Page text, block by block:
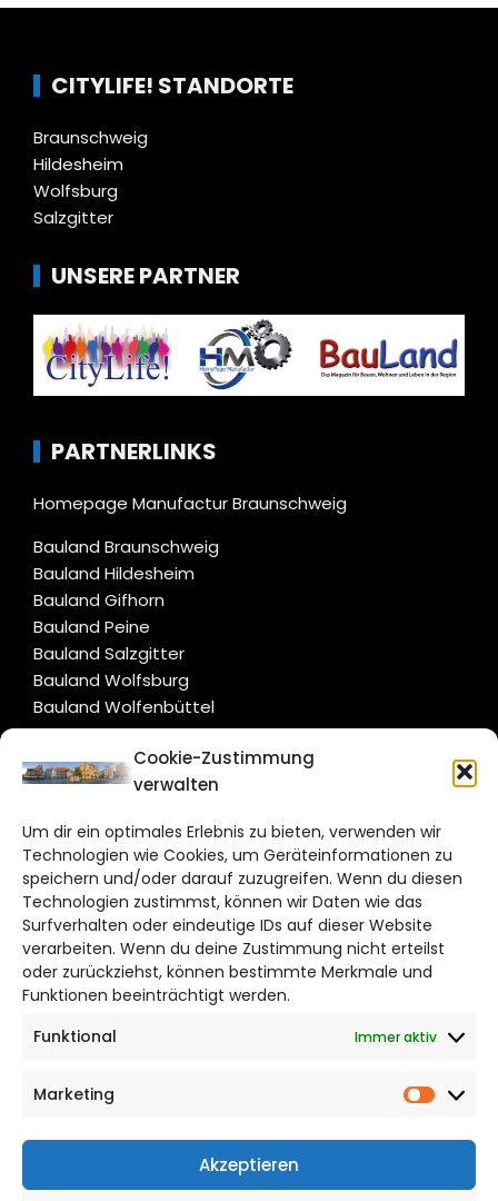
Cookie-Zustimmung
verwalten
Um dir ein optimales Erlebnis zu bieten, verwenden wir
Technologien wie Cookies, um Geräteinformationen zu
speichern und/oder darauf zuzugreifen. Wenn du diesen
Technologien zustimmst, können wir Daten wie das
Surfverhalten oder eindeutige IDs auf dieser Website
verarbeiten. Wenn du deine Zustimmung nicht erteilst
oder zurückziehst, können bestimmte Merkmale und
Funktionen beeinträchtigt werden.
Funktional
Immer aktiv
Marketing
Akzeptieren
CITYLIFE! STANDORTE
Braunschweig
Hildesheim
Wolfsburg
Salzgitter
UNSERE PARTNER
PARTNERLINKS
Homepage Manufactur Braunschweig
Bauland Braunschweig
Bauland Hildesheim
Bauland Gifhorn
Bauland Peine
Bauland Salzgitter
Bauland Wolfsburg
Bauland Wolfenbüttel
CITYLIFE!
hildesheim@citylifemedien.de
Bruchtorwall 12
38100 Braunschweig
Telefon: 0531 387220 – 65
DAS STADTMAGAZIN FÜR HILDESHEIM
Impressum
Cookie Richtlinie
CITYLIFE! BEI FACEBOOK